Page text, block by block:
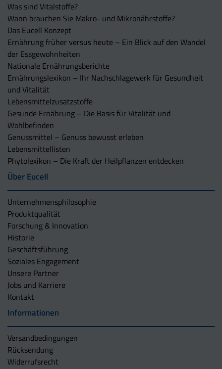
Was sind Vitalstoffe?
Wann brauchen Sie Makro- und Mikronährstoffe?
Das Eucell Konzept
Ernährung früher versus heute – Ein Blick auf den Wandel
der Essgewohnheiten
Nationale Ernährungsberichte
Ernährungslexikon – Ihr Nachschlagewerk für Gesundheit
und Vitalität
Lebensmittelzusatzstoffe
Gesunde Ernährung – Die Basis für Vitalität und
Wohlbefinden
Genussmittel – Genuss bewusst erleben
Lebensmittellisten
Phytolexikon – Die Kraft der Heilpflanzen entdecken
Über Eucell
Unternehmens­philosophie
Produktqualität
Forschung & Innovation
Historie
Geschäftsführung
Soziales Engagement
Unsere Partner
Jobs und Karriere
Kontakt
Informationen
Versandbedingungen
Rücksendung
Widerrufsrecht